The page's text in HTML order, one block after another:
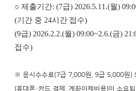
○ 제출기간: (7급) 2026.5.11.(월)
(기간 중 24시간 접수)
(9급) 2026.2.2.(월) 09:00~2.6.(금)
접수)
※ 응시수수료(7급 7,000원, 9급 5,000원)
(휴대폰·카드 결제, 계좌이체비용)이 소요